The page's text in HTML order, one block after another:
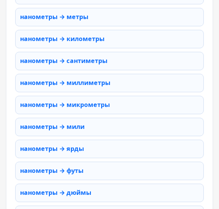
нанометры → метры
нанометры → километры
нанометры → сантиметры
нанометры → миллиметры
нанометры → микрометры
нанометры → мили
нанометры → ярды
нанометры → футы
нанометры → дюймы